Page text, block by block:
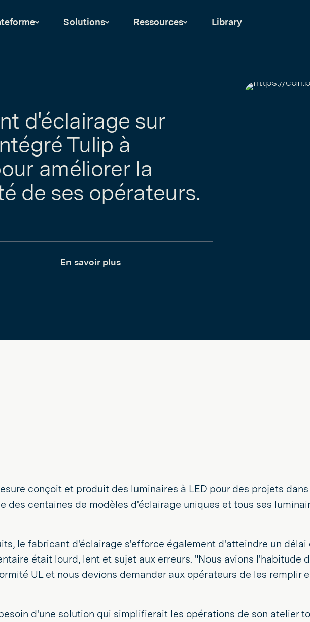
Solutions Ressources Library
d'éclairage sur
Tulip à
améliorer la
de ses opérateurs.
En savoir plus
conçoit et produit des luminaires à LED pour des projets
des centaines de modèles d'éclairage uniques et tous ses
le fabricant d'éclairage s'efforce également d'atteindre un délai
était lourd, lent et sujet aux erreurs. "Nous avions l'habitude
UL et nous devions demander aux opérateurs de les remplir
d'une solution qui simplifierait les opérations de son atelier